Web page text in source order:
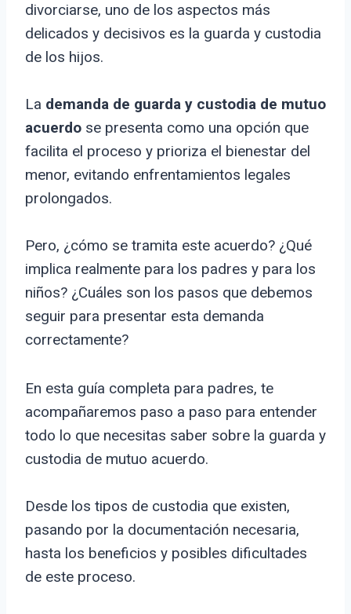
divorciarse, uno de los aspectos más
delicados y decisivos es la guarda y custodia
de los hijos.
La demanda de guarda y custodia de mutuo
acuerdo se presenta como una opción que
facilita el proceso y prioriza el bienestar del
menor, evitando enfrentamientos legales
prolongados.
Pero, ¿cómo se tramita este acuerdo? ¿Qué
implica realmente para los padres y para los
niños? ¿Cuáles son los pasos que debemos
seguir para presentar esta demanda
correctamente?
En esta guía completa para padres, te
acompañaremos paso a paso para entender
todo lo que necesitas saber sobre la guarda y
custodia de mutuo acuerdo.
Desde los tipos de custodia que existen,
pasando por la documentación necesaria,
hasta los beneficios y posibles dificultades
de este proceso.